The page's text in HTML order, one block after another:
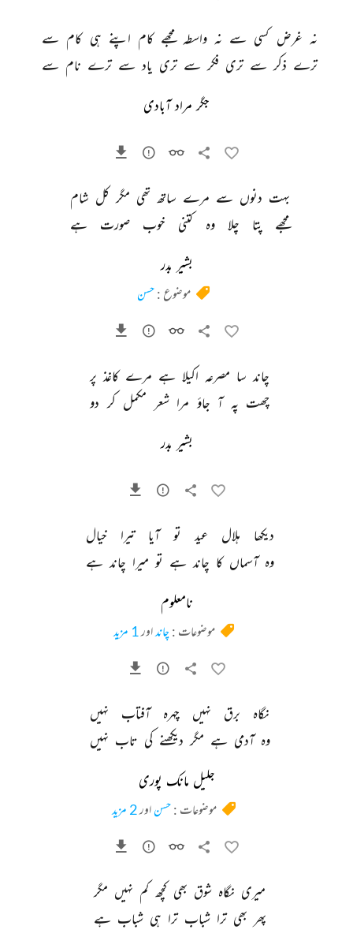
نہ غرض کسی سے نہ واسطہ مجھے کام اپنے ہی کام سے
ترے ذکر سے تری فکر سے تری یاد سے ترے نام سے
جگر مراد آبادی
بہت دنوں سے مرے ساتھ تھی مگر کل شام
مجھے
پتا چلا وہ کتنی خوب صورت ہے
بشیر بدر
موضوع :حسن
چاند سا مصرعہ اکیلا ہے مرے کاغذ پر
چھت پہ آ جاؤ مرا شعر مکمل کر دو
بشیر بدر
دیکھا ہلال عید تو آیا تیرا
خیال
وہ آسماں کا چاند ہے تو میرا چاند ہے
نامعلوم
موضوعات : چانداور1 مزید
نگاہ برق نہیں چہرہ آفتاب
نہیں
وہ آدمی ہے مگر دیکھنے کی تاب نہیں
جلیل مانک پوری
موضوعات :حسن اور2 مزید
میری نگاہ شوق بھی کچھ کم نہیں مگر
پھر بھی ترا شباب ترا ہی شباب ہے